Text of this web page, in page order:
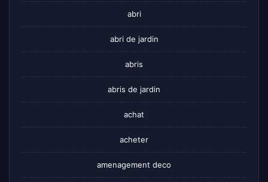
abri
abri de jardin
abris
abris de jardin
achat
acheter
amenagement deco